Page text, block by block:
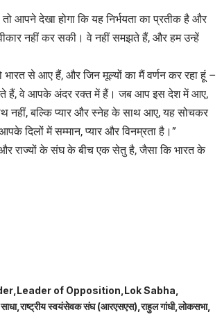
आपने देखा होगा कि यह निर्भयता का प्रतीक है और
नहीं कर सकी। वे नहीं समझते हैं, और हम उन्हें
भारत से आए हैं, और जिन मूल्यों का मैं वर्णन कर रहा हूं –
हैं, वे आपके अंदर रक्त में हैं। जब आप इस देश में आए,
नहीं, बल्कि प्यार और स्नेह के साथ आए, यह सोचकर
दिलों में सम्मान, प्यार और विनम्रता है।”
और राज्यों के संघ के बीच एक सेतु है, जैसा कि भारत के
Leader of Opposition Lok Sabha
राष्ट्रीय स्वयंसेवक संघ (आरएसएस) राहुल गांधी लोकसभा